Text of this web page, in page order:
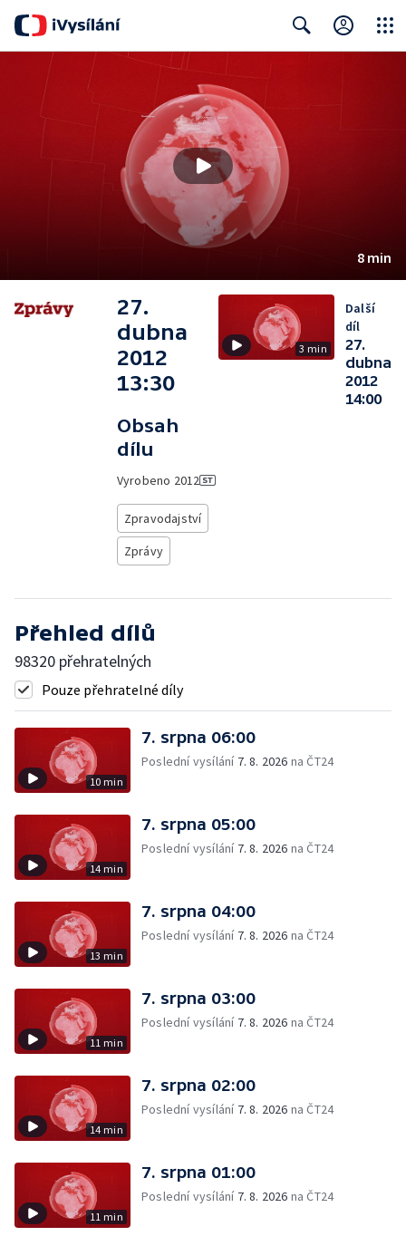
8 min
27.
dubna
2012
13:30
Obsah
dílu
Vyrobeno 2012
Zpravodajství
Zprávy
3 min
Další
díl
27.
dubna
2012
14:00
Přehled dílů
98320 přehratelných
Pouze přehratelné díly
10 min
7. srpna 06:00
Poslední vysílání 7. 8. 2026 na ČT24
14 min
7. srpna 05:00
Poslední vysílání 7. 8. 2026 na ČT24
13 min
7. srpna 04:00
Poslední vysílání 7. 8. 2026 na ČT24
11 min
7. srpna 03:00
Poslední vysílání 7. 8. 2026 na ČT24
14 min
7. srpna 02:00
Poslední vysílání 7. 8. 2026 na ČT24
11 min
7. srpna 01:00
Poslední vysílání 7. 8. 2026 na ČT24